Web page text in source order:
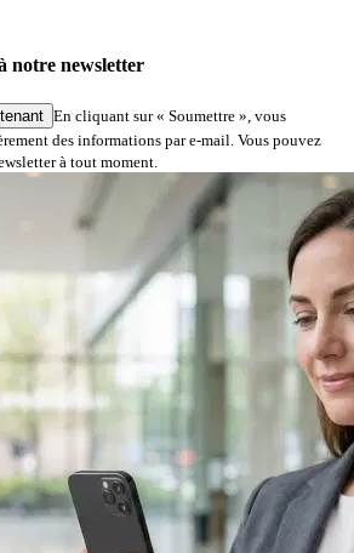
notre newsletter
En cliquant sur « Soumettre », vous
des informations par e-mail. Vous pouvez
à tout moment.